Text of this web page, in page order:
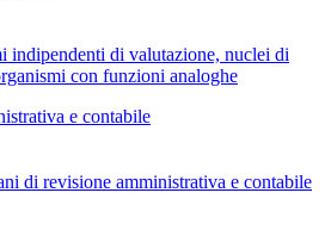
indipendenti di valutazione, nuclei di
con funzioni analoghe
e contabile
di revisione amministrativa e contabile